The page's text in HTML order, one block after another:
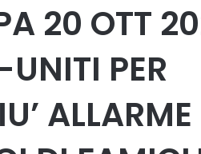
20 OTT
PER
ALLARME